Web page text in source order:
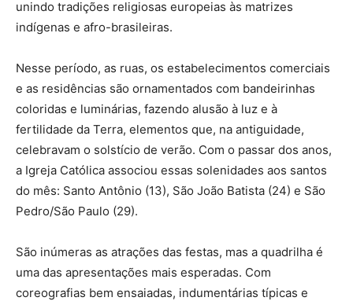
unindo tradições religiosas europeias às matrizes
indígenas e afro-brasileiras.
Nesse período, as ruas, os estabelecimentos comerciais
e as residências são ornamentados com bandeirinhas
coloridas e luminárias, fazendo alusão à luz e à
fertilidade da Terra, elementos que, na antiguidade,
celebravam o solstício de verão. Com o passar dos anos,
a Igreja Católica associou essas solenidades aos santos
do mês: Santo Antônio (13), São João Batista (24) e São
Pedro/São Paulo (29).
São inúmeras as atrações das festas, mas a quadrilha é
uma das apresentações mais esperadas. Com
coreografias bem ensaiadas, indumentárias típicas e